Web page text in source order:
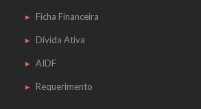
Ficha Financeira
Dívida Ativa
AIDF
Requerimento